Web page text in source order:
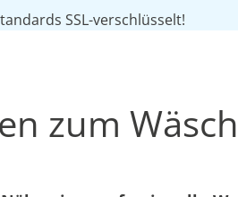
SSL-verschlüsselt!
zum